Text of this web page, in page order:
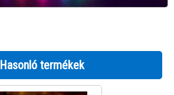
Hasonló termékek